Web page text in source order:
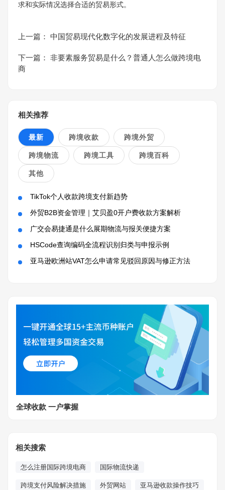
求和实际情况选择合适的贸易形式。
上一篇： 中国贸易现代化数字化的发展进程及特征
下一篇： 非要素服务贸易是什么？普通人怎么做跨境电
商
相关推荐
最新 跨境收款 跨境外贸
跨境物流 跨境工具 跨境百科
其他
TikTok个人收款跨境支付新趋势
外贸B2B资金管理｜艾贝盈0开户费收款方案解析
广交会易捷通是什么展期物流与报关便捷方案
HSCode查询编码全流程识别归类与申报示例
亚马逊欧洲站VAT怎么申请常见驳回原因与修正方法
全球收款 一户掌握
相关搜索
怎么注册国际跨境电商 国际物流快递
跨境支付风险解决措施 外贸网站 亚马逊收款操作技巧